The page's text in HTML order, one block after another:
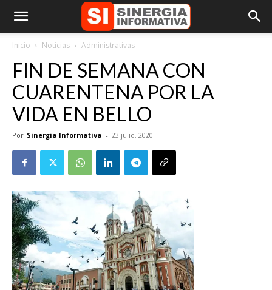
Inicio Noticias Administrativas
FIN DE SEMANA CON
CUARENTENA POR LA
VIDA EN BELLO
Por Sinergia Informativa - 23 julio, 2020